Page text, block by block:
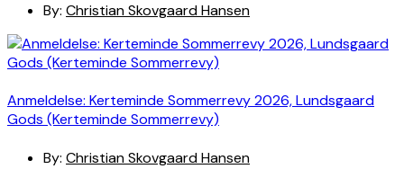
By: Christian Skovgaard Hansen
Anmeldelse: Kerteminde Sommerrevy 2026, Lundsgaard
Gods (Kerteminde Sommerrevy)
By: Christian Skovgaard Hansen